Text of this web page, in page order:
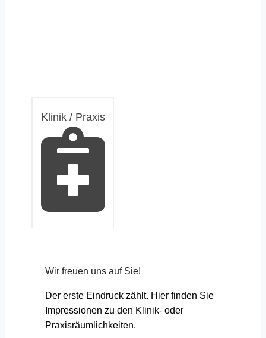
Klinik / Praxis
Wir freuen uns auf Sie!
Der erste Eindruck zählt. Hier finden Sie
Impressionen zu den Klinik- oder
Praxisräumlichkeiten.